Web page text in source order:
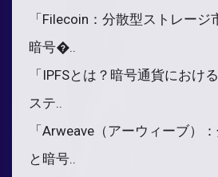
「Filecoin：分散型ストレージ
暗号�..
「IPFSとは？暗号通貨におけ
ステ..
「Arweave（アーウィーブ）
と暗号..